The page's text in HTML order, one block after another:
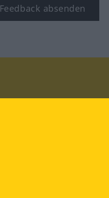
Feedback absenden